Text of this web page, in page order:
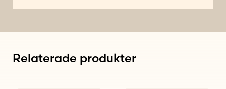
Relaterade produkter